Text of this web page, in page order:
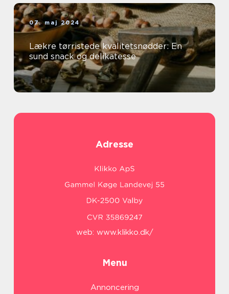
07. maj 2024
Lækre tørristede kvalitetsnødder: En
sund snack og delikatesse
Adresse
web: www.klikko.dk/
Menu
Annoncering